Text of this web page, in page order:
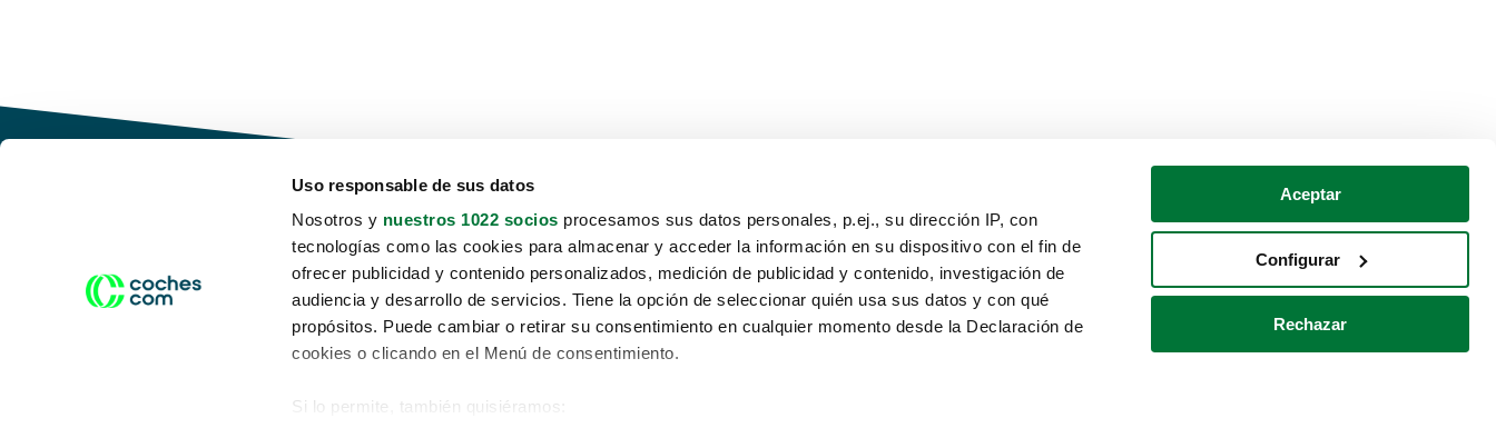
Uso responsable de sus datos
Nosotros y nuestros 1022 socios procesamos sus datos personales, p.ej., su dirección IP, con
tecnologías como las cookies para almacenar y acceder la información en su dispositivo con el fin de
ofrecer publicidad y contenido personalizados, medición de publicidad y contenido, investigación de
audiencia y desarrollo de servicios. Tiene la opción de seleccionar quién usa sus datos y con qué
propósitos. Puede cambiar o retirar su consentimiento en cualquier momento desde la Declaración de
cookies o clicando en el Menú de consentimiento.
Si lo permite, también quisiéramos:
Aceptar
Configurar
Rechazar
Conduce tu futuro,
desata tu movilidad